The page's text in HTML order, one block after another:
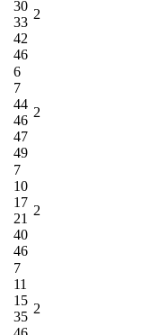
30
33
42
46
2
6
7
44
46
47
49
2
7
10
17
21
40
46
2
7
11
15
35
2